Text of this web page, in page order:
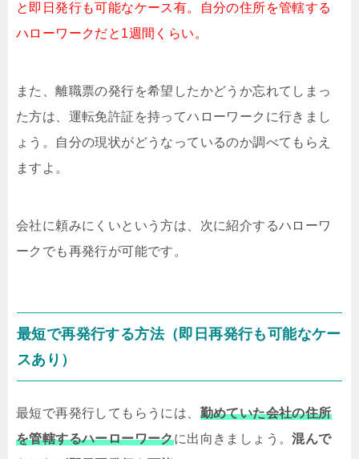
と即日発行も可能なケース有。自分の住所を管轄する
ハローワークだと1週間くらい。
また、離職票の発行を希望したかどうか忘れてしまっ
た方は、運転免許証を持ってハローワークに行きまし
ょう。自分の現状がどうなっているのか調べてもらえ
ますよ。
会社に頼みにくいという方は、次に紹介するハローワ
ークでも再発行が可能です。
最短で再発行する方法（即日再発行も可能なケー
スあり）
最短で再発行してもらうには、 勤めていた会社の住所
を管轄するハーローワークに出向きましょう。混んで